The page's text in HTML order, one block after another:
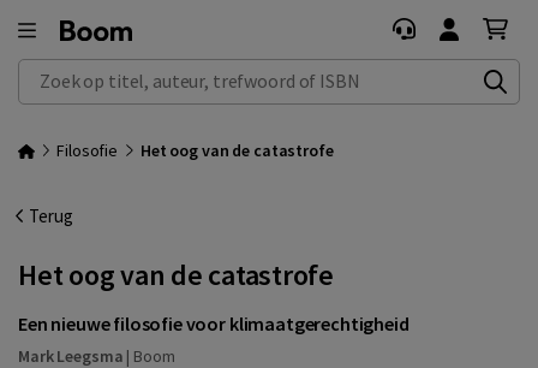
Zoek op titel, auteur, trefwoord of ISBN
Filosofie Het oog van de catastrofe
Terug
Het oog van de catastrofe
Een nieuwe filosofie voor klimaatgerechtigheid
Mark Leegsma | Boom